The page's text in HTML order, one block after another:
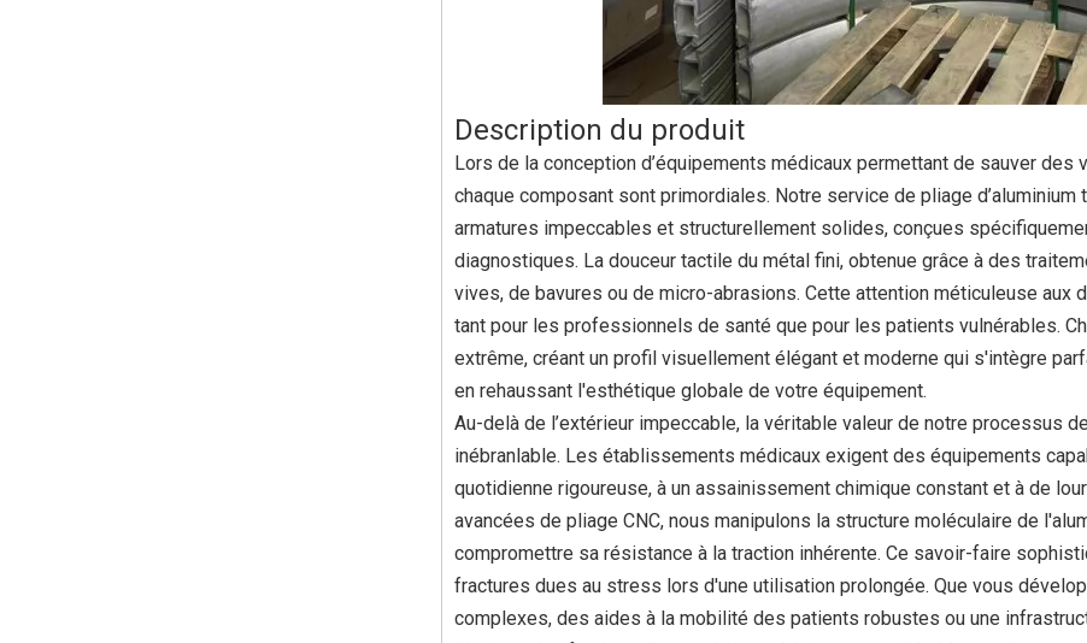
Description du produit
Lors de la conception d’équipements médicaux permettant de sauver
chaque composant sont primordiales. Notre service de pliage
armatures impeccables et structurellement solides, conçues
diagnostiques. La douceur tactile du métal fini, obtenue grâce à des
vives, de bavures ou de micro-abrasions. Cette attention méticuleuse
tant pour les professionnels de santé que pour les patients vulnérables.
extrême, créant un profil visuellement élégant et moderne qui s'intègre
en rehaussant l'esthétique globale de votre équipement.
Au-delà de l’extérieur impeccable, la véritable valeur de notre processus
inébranlable. Les établissements médicaux exigent des équipements
quotidienne rigoureuse, à un assainissement chimique constant et à de
avancées de pliage CNC, nous manipulons la structure moléculaire de
compromettre sa résistance à la traction inhérente. Ce savoir-faire
fractures dues au stress lors d'une utilisation prolongée. Que vous
complexes, des aides à la mobilité des patients robustes ou une